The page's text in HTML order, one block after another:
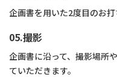
企画書を用いた2度目のお打
05.撮影
企画書に沿って、撮影場所
ていただきます。